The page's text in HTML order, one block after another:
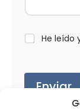
o
o
C
r
L
O
*
He leído
Enviar